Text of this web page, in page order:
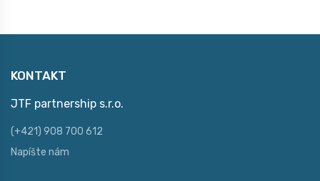
KONTAKT
JTF partnership s.r.o.
(+421) 908 700 612
Napíšte nám